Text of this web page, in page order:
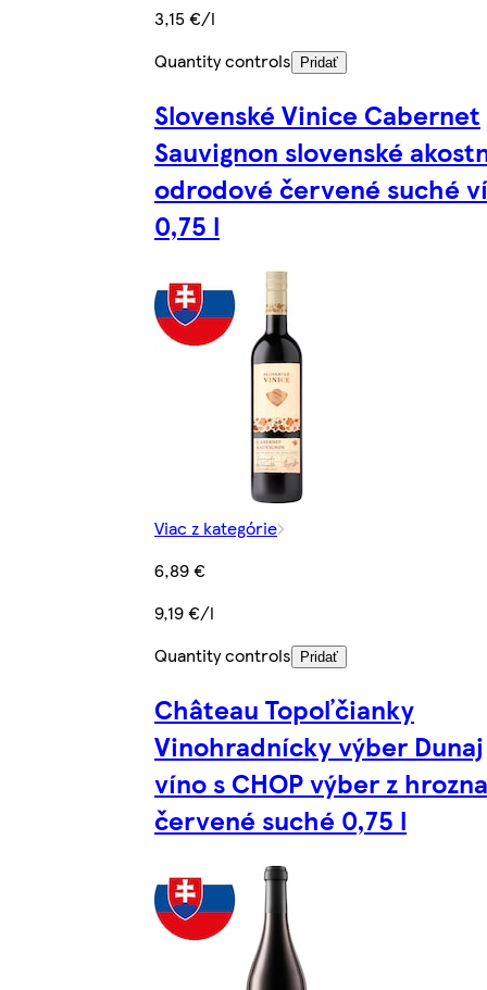
3,15 €/l
Quantity controls
Pridať
Slovenské Vinice Cabernet
Sauvignon slovenské
odrodové červené suché
0,75 l
Viac z kategórie
6,89 €
9,19 €/l
Quantity controls
Pridať
Château Topoľčianky
Vinohradnícky výber Dunaj
víno s CHOP výber z hrozna
červené suché 0,75 l